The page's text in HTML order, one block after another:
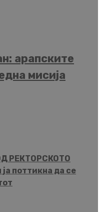
арапските
мисија
РЕКТОРСКОТО
поттикна да се